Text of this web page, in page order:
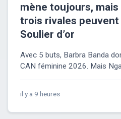
mène toujours, mais
trois rivales peuvent
Soulier d’or
Avec 5 buts, Barbra Banda
CAN féminine 2026. Mais
il y a 9 heures